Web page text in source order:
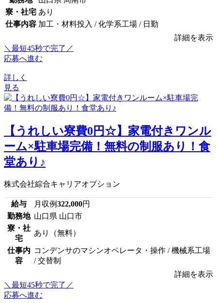
寮・社宅 あり
仕事内容 加工・材料投入 / 化学系工場 / 日勤
詳細を表示
＼最短45秒で完了／
応募へ進む
詳しく
見る
【うれしい寮費0円☆】家電付きワンル
ーム×駐車場完備！無料の制服あり！食
堂あり♪
株式会社綜合キャリアオプション
給与 月収例322,000円
勤務地 山口県 山口市
寮・社
宅
あり（無料）
仕事内
容
コンデンサのマシンオペレータ・操作 / 機械系工場
/ 交替制
詳細を表示
＼最短45秒で完了／
応募へ進む